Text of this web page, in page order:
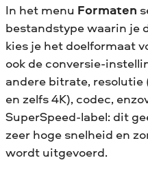
In het menu Formaten
bestandstype waarin je
kies je het doelformaat
ook de conversie-
andere bitrate, resolutie
en zelfs 4K), codec,
SuperSpeed-label: dit
zeer hoge snelheid en
wordt uitgevoerd.